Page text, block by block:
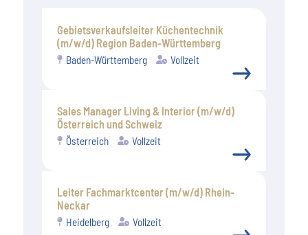
Gebietsverkaufsleiter Küchentechnik
(m/w/d) Region Baden-Württemberg
Baden-Württemberg Vollzeit
Sales Manager Living & Interior (m/w/d)
Österreich und Schweiz
Österreich Vollzeit
Leiter Fachmarktcenter (m/w/d) Rhein-
Neckar
Heidelberg Vollzeit